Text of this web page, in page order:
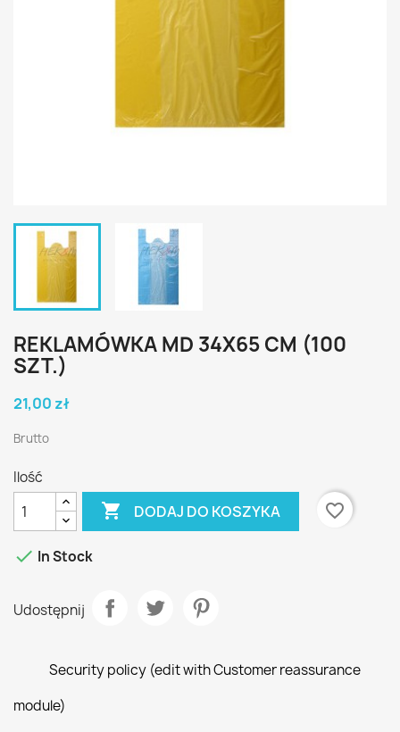
REKLAMÓWKA MD 34X65 CM (100
SZT.)
21,00 zł
Brutto
Ilość
 DODAJ DO KOSZYKA favorite_border
 In Stock
Udostępnij
Security policy (edit with Customer reassurance
module)